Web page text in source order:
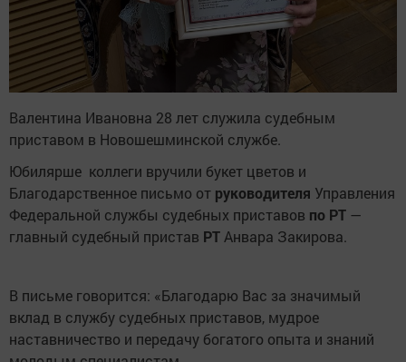
Валентина Ивановна 28 лет служила судебным
приставом в Новошешминской службе.
Юбилярше коллеги вручили букет цветов и
Благодарственное письмо от руководителя Управления
Федеральной службы судебных приставов по РТ —
главный судебный пристав РТ Анвара Закирова.
В письме говорится: «Благодарю Вас за значимый
вклад в службу судебных приставов, мудрое
наставничество и передачу богатого опыта и знаний